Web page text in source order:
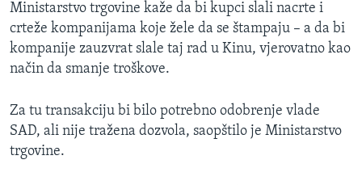
Ministarstvo trgovine kaže da bi kupci slali nacrte i
crteže kompanijama koje žele da se štampaju – a da bi
kompanije zauzvrat slale taj rad u Kinu, vjerovatno kao
način da smanje troškove.
Za tu transakciju bi bilo potrebno odobrenje vlade
SAD, ali nije tražena dozvola, saopštilo je Ministarstvo
trgovine.